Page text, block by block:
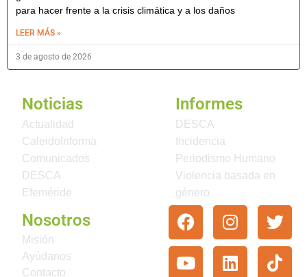
para hacer frente a la crisis climática y a los daños
LEER MÁS »
3 de agosto de 2026
Noticias
Actualidad
CaleidoInforma
Comunicados
DESCA
Efeméride
Informes
DESCA
Incidencia
Periodismo Humano
Violencia basada en
género
Nosotros
Misión
Ayúdanos
Contacto